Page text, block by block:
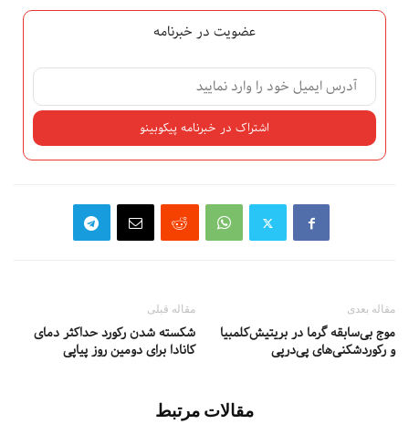
عضویت در خبرنامه
مقاله قبلی
شکسته شدن رکورد حداکثر دمای
کانادا برای دومین روز پیاپی
مقاله بعدی
موج بی‌سابقه گرما در بریتیش‌کلمبیا
و رکوردشکنی‌های پی‌درپی
مقالات مرتبط